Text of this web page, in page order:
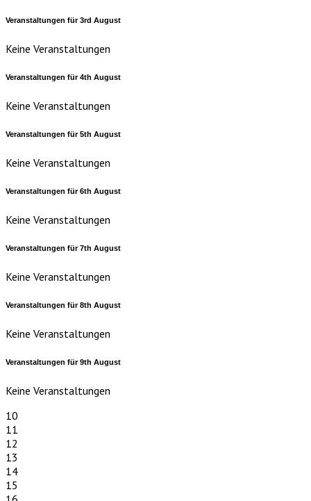
Veranstaltungen für3rd August
Keine Veranstaltungen
Veranstaltungen für4th August
Keine Veranstaltungen
Veranstaltungen für5th August
Keine Veranstaltungen
Veranstaltungen für6th August
Keine Veranstaltungen
Veranstaltungen für7th August
Keine Veranstaltungen
Veranstaltungen für8th August
Keine Veranstaltungen
Veranstaltungen für9th August
Keine Veranstaltungen
10
11
12
13
14
15